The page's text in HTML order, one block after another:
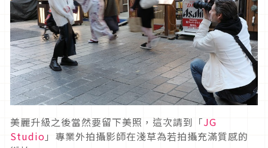
美麗升級之後當然要留下美照，這次請到「JG
Studio 」專業外拍攝影師在淺草為若拍攝充滿質感的